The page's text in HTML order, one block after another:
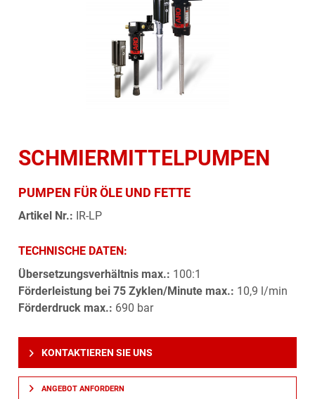
SCHMIERMITTELPUMPEN
PUMPEN FÜR ÖLE UND FETTE
Artikel Nr.: IR-LP
TECHNISCHE DATEN:
Übersetzungsverhältnis max.: 100:1
Förderleistung bei 75 Zyklen/Minute max.: 10,9 l/min
Förderdruck max.: 690 bar
KONTAKTIEREN SIE UNS
ANGEBOT ANFORDERN